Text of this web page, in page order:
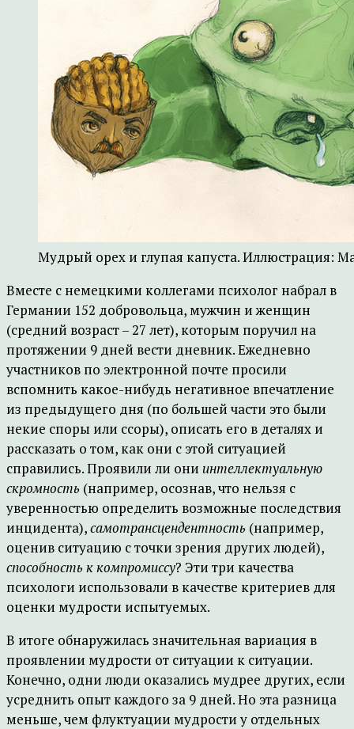
Мудрый орех и глупая капуста. Иллюстрация:
Вместе с немецкими коллегами психолог набрал в
Германии 152 добровольца, мужчин и женщин
(средний возраст – 27 лет), которым поручил на
протяжении 9 дней вести дневник. Ежедневно
участников по электронной почте просили
вспомнить какое-нибудь негативное впечатление
из предыдущего дня (по большей части это были
некие споры или ссоры), описать его в деталях и
рассказать о том, как они с этой ситуацией
справились. Проявили ли они интеллектуальную
скромность (например, осознав, что нельзя с
уверенностью определить возможные последствия
инцидента),самотрансцендентность (например,
оценив ситуацию с точки зрения других людей),
способность к компромиссу? Эти три качества
психологи использовали в качестве критериев для
оценки мудрости испытуемых.
В итоге обнаружилась значительная вариация в
проявлении мудрости от ситуации к ситуации.
Конечно, одни люди оказались мудрее других, если
усреднить опыт каждого за 9 дней. Но эта разница
меньше, чем флуктуации мудрости у отдельных